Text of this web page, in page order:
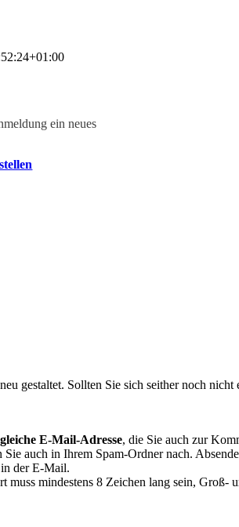
ein neues
gestaltet. Sollten Sie sich seither noch nicht
gleiche E-Mail-Adresse, die Sie auch zur
auch in Ihrem Spam-Ordner nach.
der E-Mail.
muss mindestens 8 Zeichen lang sein,